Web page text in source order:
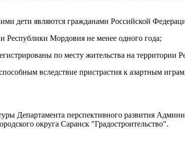
дети являются гражданами Российской
Республики Мордовия не менее одного года;
по месту жительства на территории
вследствие пристрастия к азартным
Департамента перспективного развития
округа Саранск "Градостроительство".